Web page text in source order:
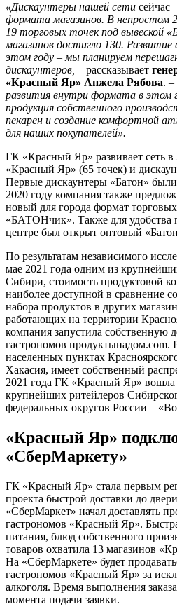
«Дискаунтеры нашей сети сейчас
формата магазинов. В непростом
19 торговых точек под вывеской
магазинов достигло 130.
этом году – мы планируем
дискаунтеров, – рассказывает
«Красный Яр» Анжела Рябова. –
развития внутри формата в этом
продукция собственного
пекарен и создание комфортной
для наших покупателей».
ГК «Красный Яр» развивает сеть
«Красный Яр» (65 точек) и
Первые дискаунтеры «Батон»
2020 году компания также
новый для города формат
«БАТОНчик». Также для удобства
центре был открыт оптовый
По результатам независимого
мае 2021 года одним из
Сибири, стоимость продуктовой
наиболее доступной в сравнение
набора продуктов в других
работающих на территории
компания запустила собственную
гастрономов продуктынадом.com.
населенных пунктах
Хакасия, имеет собственный
2021 года ГК «Красный Яр» вошла
крупнейших ритейлеров
федеральных округов России –
«Красный Яр»
«СберМаркету»
ГК «Красный Яр» стала первым
проекта быстрой доставки до
«СберМаркет» начал доставлять
гастрономов «Красный Яр».
питания, блюд собственного
товаров охватила 13 магазинов
На «СберМаркете» будет
гастрономов «Красный Яр» за
алкоголя. Время выполнения
момента подачи заявки.